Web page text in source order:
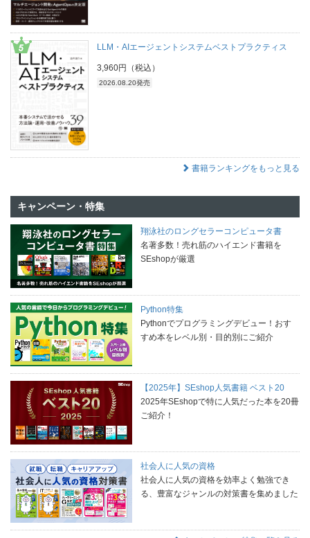
LLM・AIエージェントシステムベストプラクティス
3,960円（税込）
2026.08.20発売
書籍ランキングをもっと見る
キャンペーン・特集
翔泳社のロングセラーコンピュータ書
名著多数！売れ筋のハイエンド書籍を
SEshopが厳選
Python特集
Pythonでプログラミングデビュー！おす
すめ本をレベル別・目的別にご紹介
【2025年】SEshop人気書籍 ベスト20
2025年SEshopで特に人気だった本を20冊
ご紹介！
社会人に人気の資格
社会人に人気の資格を効率よく勉強でき
る、豊富なジャンルの対策書を集めました